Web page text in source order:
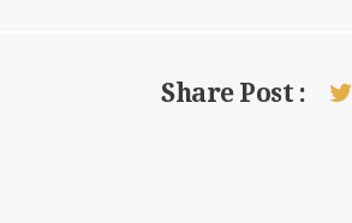
Share Post :